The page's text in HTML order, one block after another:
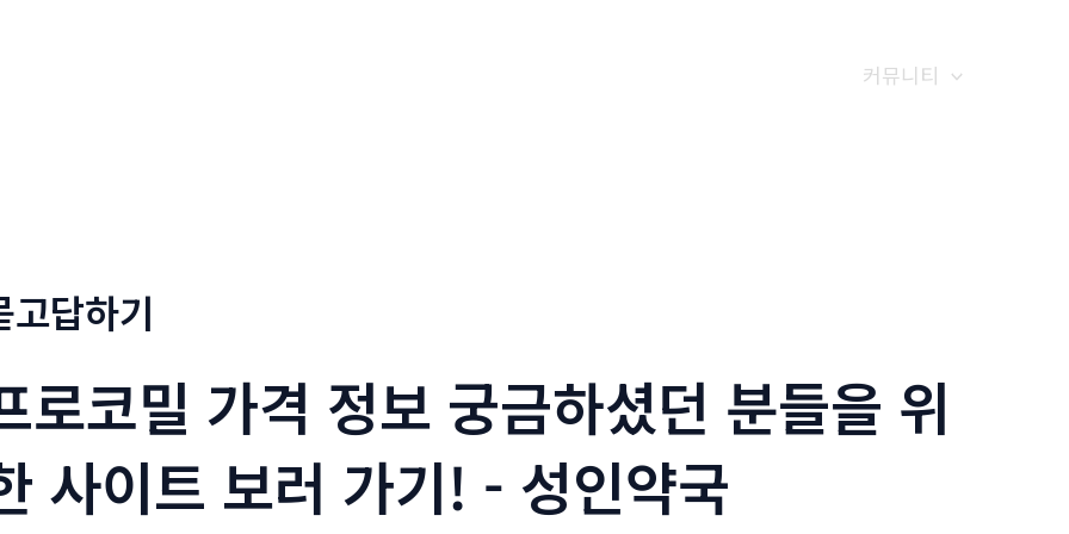
커뮤니티
고답하기
로코밀 가격 정보 궁금하셨던 분들을 위
사이트 보러 가기! - 성인약국